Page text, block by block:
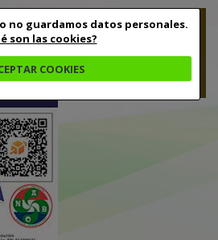
no guardamos datos personales.
son las cookies?
COOKIES